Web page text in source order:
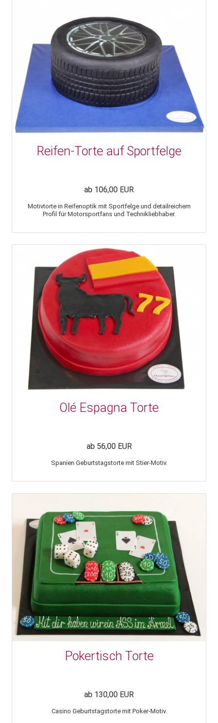
Reifen-Torte auf Sportfelge
ab 106,00 EUR
Motivtorte in Reifenoptik mit Sportfelge und detailreichem
Profil für Motorsportfans und Technikliebhaber.
Olé Espagna Torte
ab 56,00 EUR
Spanien Geburtstagstorte mit Stier-Motiv.
Pokertisch Torte
ab 130,00 EUR
Casino Geburtstagstorte mit Poker-Motiv.